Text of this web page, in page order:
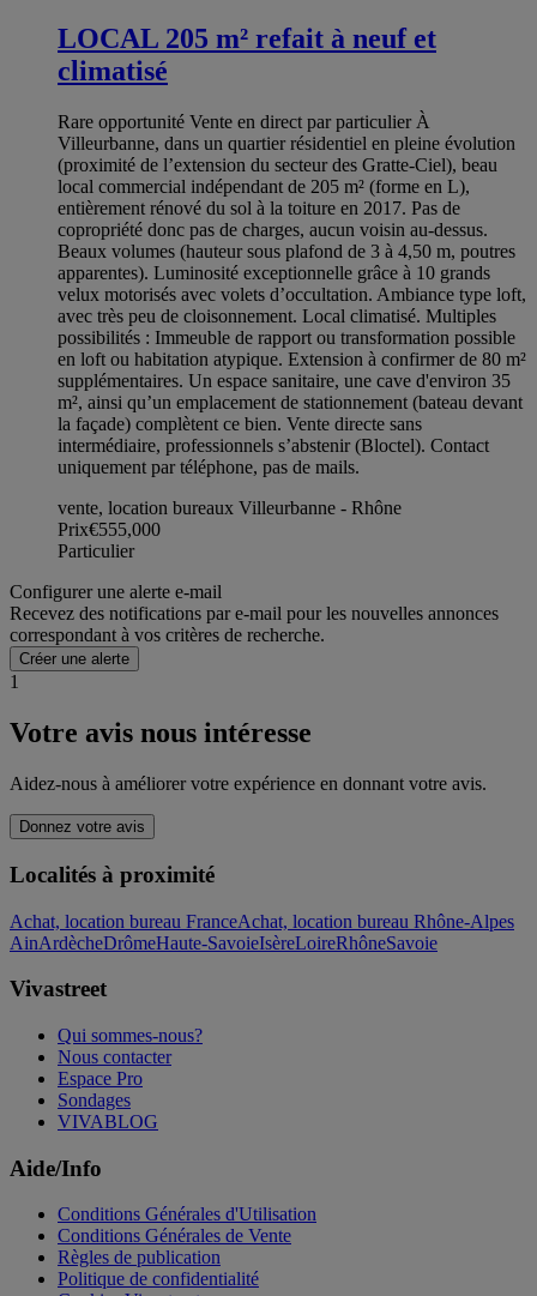
LOCAL 205 m² refait à neuf et
climatisé
Rare opportunité Vente en direct par particulier À
Villeurbanne, dans un quartier résidentiel en pleine évolution
(proximité de l’extension du secteur des Gratte-Ciel), beau
local commercial indépendant de 205 m² (forme en L),
entièrement rénové du sol à la toiture en 2017. Pas de
copropriété donc pas de charges, aucun voisin au-dessus.
Beaux volumes (hauteur sous plafond de 3 à 4,50 m, poutres
apparentes). Luminosité exceptionnelle grâce à 10 grands
velux motorisés avec volets d’occultation. Ambiance type loft,
avec très peu de cloisonnement. Local climatisé. Multiples
possibilités : Immeuble de rapport ou transformation possible
en loft ou habitation atypique. Extension à confirmer de 80 m²
supplémentaires. Un espace sanitaire, une cave d'environ 35
m², ainsi qu’un emplacement de stationnement (bateau devant
la façade) complètent ce bien. Vente directe sans
intermédiaire, professionnels s’abstenir (Bloctel). Contact
uniquement par téléphone, pas de mails.
vente, location bureaux Villeurbanne - Rhône
Prix€555,000
Particulier
Configurer une alerte e-mail
Recevez des notifications par e-mail pour les nouvelles annonces
correspondant à vos critères de recherche.
Créer une alerte
1
Votre avis nous intéresse
Aidez-nous à améliorer votre expérience en donnant votre avis.
Donnez votre avis
Localités à proximité
Achat, location bureau FranceAchat, location bureau Rhône-Alpes
AinArdècheDrômeHaute-SavoieIsèreLoireRhôneSavoie
Vivastreet
Qui sommes-nous?
Nous contacter
Espace Pro
Sondages
VIVABLOG
Aide/Info
Conditions Générales d'Utilisation
Conditions Générales de Vente
Règles de publication
Politique de confidentialité